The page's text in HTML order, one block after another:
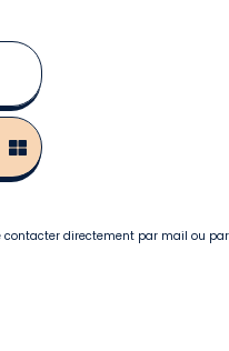
contacter directement par mail ou